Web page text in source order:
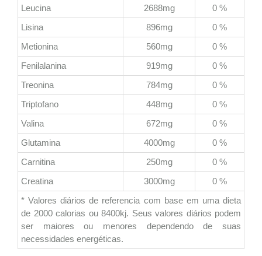
Leucina
2688mg
0 %
Lisina
896mg
0 %
Metionina
560mg
0 %
Fenilalanina
919mg
0 %
Treonina
784mg
0 %
Triptofano
448mg
0 %
Valina
672mg
0 %
Glutamina
4000mg
0 %
Carnitina
250mg
0 %
Creatina
3000mg
0 %
* Valores diários de referencia com base em uma dieta
de 2000 calorias ou 8400kj. Seus valores diários podem
ser maiores ou menores dependendo de suas
necessidades energéticas.